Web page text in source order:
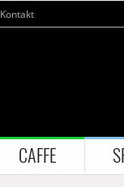
Kontakt
CAFFE